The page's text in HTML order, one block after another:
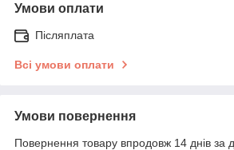
Умови оплати
Післяплата
Всі умови оплати
Умови повернення
Повернення товару впродовж 14 днів за